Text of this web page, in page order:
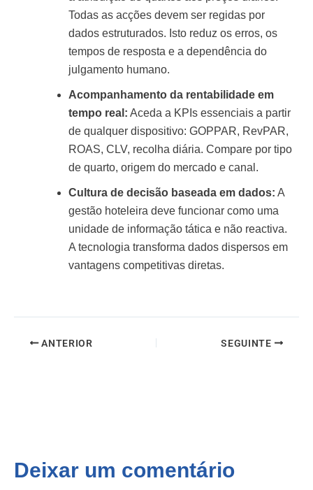
Todas as acções devem ser regidas por
dados estruturados. Isto reduz os erros, os
tempos de resposta e a dependência do
julgamento humano.
Acompanhamento da rentabilidade em
tempo real: Aceda a KPIs essenciais a partir
de qualquer dispositivo: GOPPAR, RevPAR,
ROAS, CLV, recolha diária. Compare por tipo
de quarto, origem do mercado e canal.
Cultura de decisão baseada em dados: A
gestão hoteleira deve funcionar como uma
unidade de informação tática e não reactiva.
A tecnologia transforma dados dispersos em
vantagens competitivas diretas.
ANTERIOR SEGUINTE
Deixar um comentário